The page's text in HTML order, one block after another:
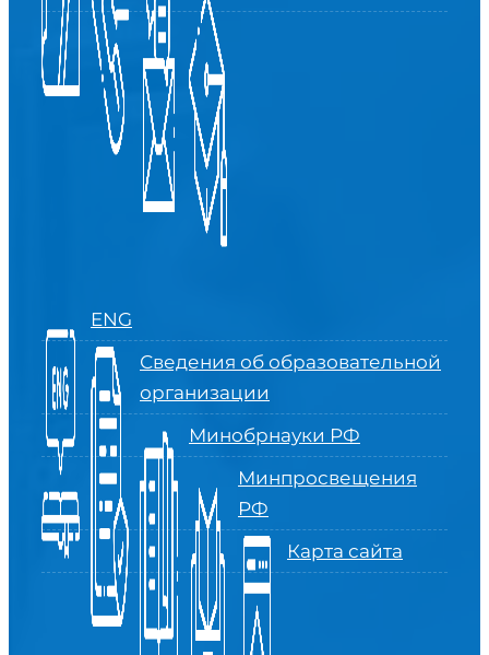
ENG
Сведения об образовательной
организации
Минобрнауки РФ
Минпросвещения
РФ
Карта сайта